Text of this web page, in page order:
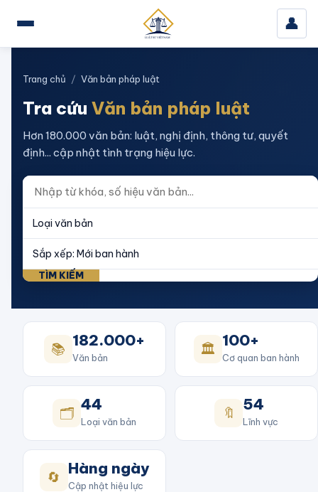
👤
Trang chủ / Văn bản pháp luật
Tra cứu Văn bản pháp luật
Hơn 180.000 văn bản: luật, nghị định, thông tư, quyết
định... cập nhật tình trạng hiệu lực.
TÌM KIẾM
📚 182.000+
Văn bản 🏛️ 100+
Cơ quan ban hành
🗂️ 44
Loại văn bản 🔖 54
Lĩnh vực
🔄 Hàng ngày
Cập nhật hiệu lực